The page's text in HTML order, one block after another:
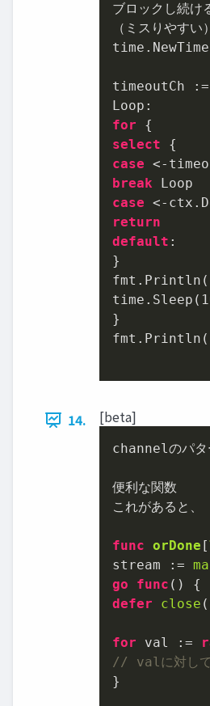
ブロックし続け
（ミスりやすい）
timeoutCh
for
select
case <-
break
case
return
default :
}
fmt.Println(
time.Sleep(
}
fmt.Println(
14. [beta]
channelのパタ
便利な関数
これがあると、
func orDone [
stream :=
go
func ()
defer
close
for val :=
// valに対して
}